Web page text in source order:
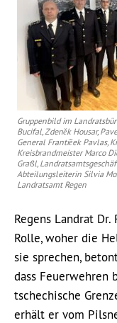
Gruppenbild im
Bucifal, Zdeněk Housar,
General Frantiěek Pavlas,
Kreisbrandmeister Marco
Graßl,
Abteilungsleiterin Silvia
Landratsamt Regen
Regens Landrat
Rolle, woher die
sie sprechen,
dass Feuerwehren
tschechische
erhält er vom